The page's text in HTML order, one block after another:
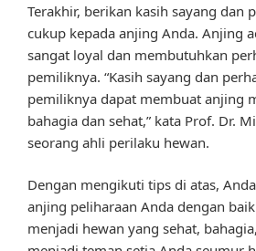
Terakhir, berikan kasih sayang dan
cukup kepada anjing Anda. Anjing
sangat loyal dan membutuhkan
pemiliknya. “Kasih sayang dan
pemiliknya dapat membuat anjing
bahagia dan sehat,” kata Prof. Dr.
seorang ahli perilaku hewan.
Dengan mengikuti tips di atas,
anjing peliharaan Anda dengan
menjadi hewan yang sehat,